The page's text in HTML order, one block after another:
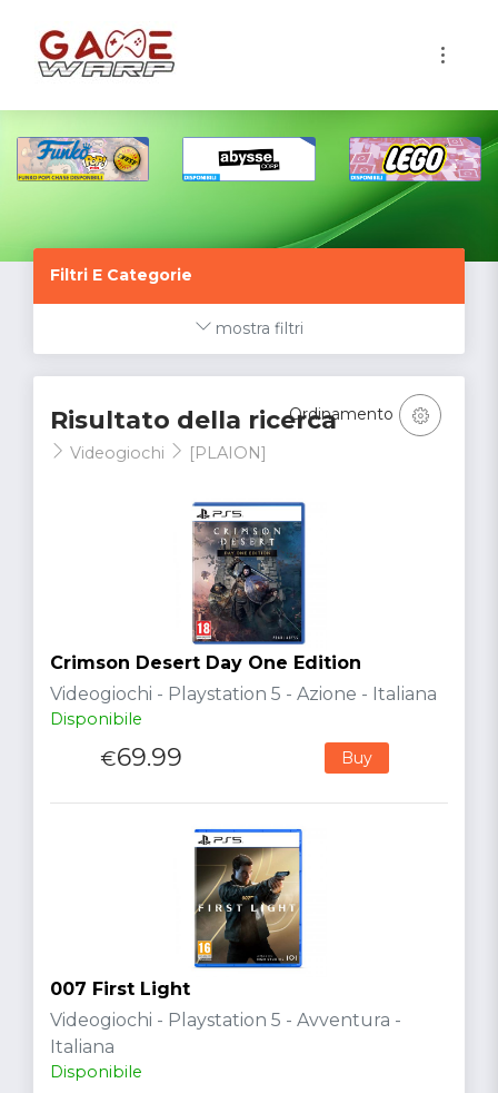
Filtri E Categorie
mostra filtri
Risultato della ricerca
Videogiochi [PLAION]
Ordinamento
Crimson Desert Day One Edition
Videogiochi - Playstation 5 - Azione - Italiana
Disponibile
€69.99 Buy
007 First Light
Videogiochi - Playstation 5 - Avventura -
Italiana
Disponibile